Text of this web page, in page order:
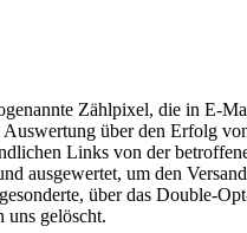
Zählpixel, die in E-
Auswertung über den Erfolg
Links von der
ausgewertet, um den
über das Double-
uns gelöscht.